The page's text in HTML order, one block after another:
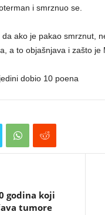
i smrznuo se.
ako je pakao smrznut,
a to objašnjava i zašto je
dobio 10 poena
godina koji
tumore